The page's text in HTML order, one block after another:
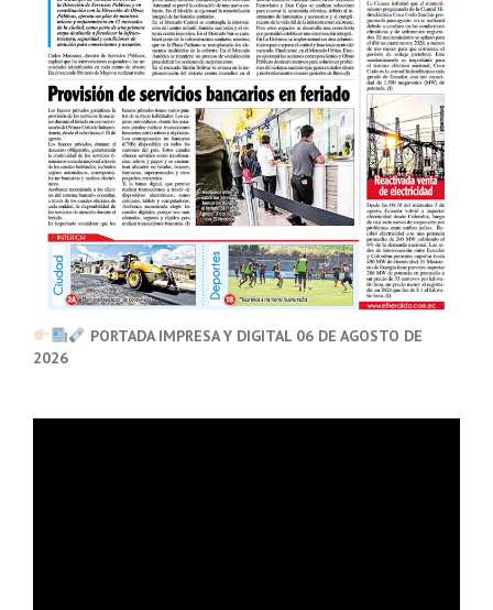
PORTADA IMPRESA Y DIGITAL 06 DE AGOSTO DE
2026